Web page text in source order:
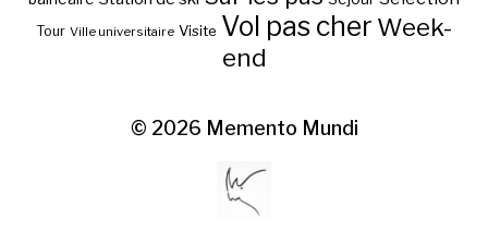
Tour Ville universitaire Visite Vol pas cher Week-
end
© 2026 Memento Mundi